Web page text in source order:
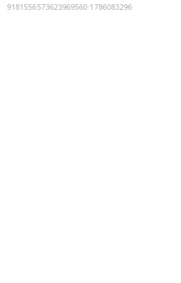
9181556573623969560:1786083296